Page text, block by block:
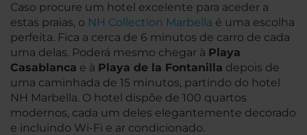
Caso procure um hotel excelente para aceder a
estas praias, o NH Collection Marbella é uma escolha
perfeita. Fica a cerca de 6 minutos de carro de cada
uma delas. Poderá mesmo chegar à Playa
Casablanca e à Playa de la Fontanilla depois de
uma caminhada de 15 minutos, partindo do hotel
NH Marbella. O hotel dispõe de 100 quartos
modernos, cada um deles elegantemente decorado
e incluindo Wi-Fi e ar condicionado.